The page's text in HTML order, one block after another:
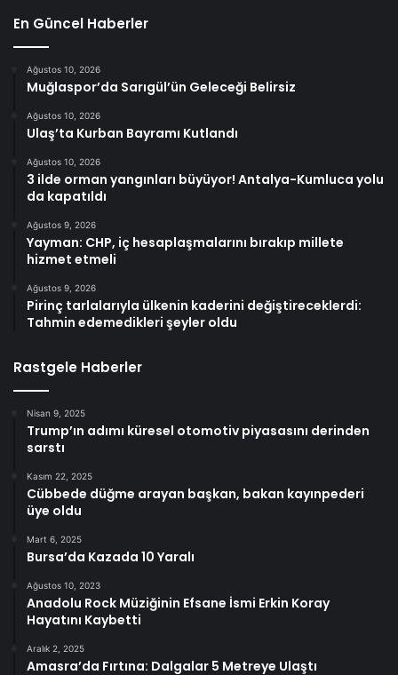
En Güncel Haberler
Ağustos 10, 2026
Muğlaspor’da Sarıgül’ün Geleceği Belirsiz
Ağustos 10, 2026
Ulaş’ta Kurban Bayramı Kutlandı
Ağustos 10, 2026
3 ilde orman yangınları büyüyor! Antalya-Kumluca yolu
da kapatıldı
Ağustos 9, 2026
Yayman: CHP, iç hesaplaşmalarını bırakıp millete
hizmet etmeli
Ağustos 9, 2026
Pirinç tarlalarıyla ülkenin kaderini değiştireceklerdi:
Tahmin edemedikleri şeyler oldu
Rastgele Haberler
Nisan 9, 2025
Trump’ın adımı küresel otomotiv piyasasını derinden
sarstı
Kasım 22, 2025
Cübbede düğme arayan başkan, bakan kayınpederi
üye oldu
Mart 6, 2025
Bursa’da Kazada 10 Yaralı
Ağustos 10, 2023
Anadolu Rock Müziğinin Efsane İsmi Erkin Koray
Hayatını Kaybetti
Aralık 2, 2025
Amasra’da Fırtına: Dalgalar 5 Metreye Ulaştı